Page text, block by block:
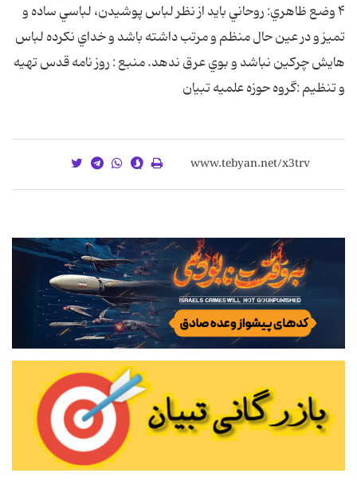
۴ وضع ظاهري: روحاني بايد از نظر لباس پوشيدن، لباسي ساده و
تميز و در عين حال منظم و مرتب داشته باشد و خداي نکرده لباس
هايش چرکين نباشد و بوي عرق ندهد. منبع : روز نامه قدس تهيه
و تنظيم :گروه حوزه علميه تبيان